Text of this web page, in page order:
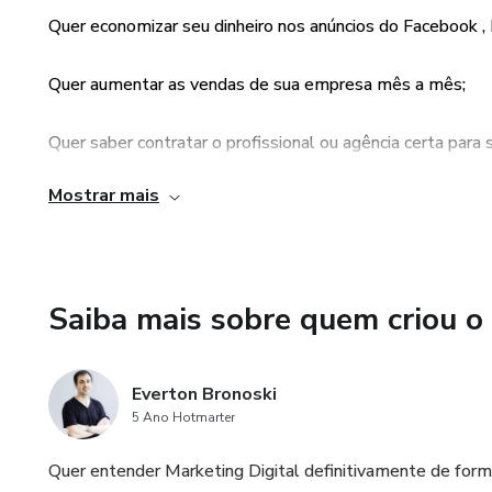
Quer economizar seu dinheiro nos anúncios do Facebook
Quer aumentar as vendas de sua empresa mês a mês;
Quer saber contratar o profissional ou agência certa para
Quer elaborar uma estratégia matadora.
Voltadas para seu negócio e suas necessidades, de
Conhecimento Digital
Como você pode vender mais gastando pouco nas
Mostrar mais
Saiba mais sobre quem criou
Everton Bronoski
5 Ano Hotmarter
Quer entender Marketing Digital definitivamente de